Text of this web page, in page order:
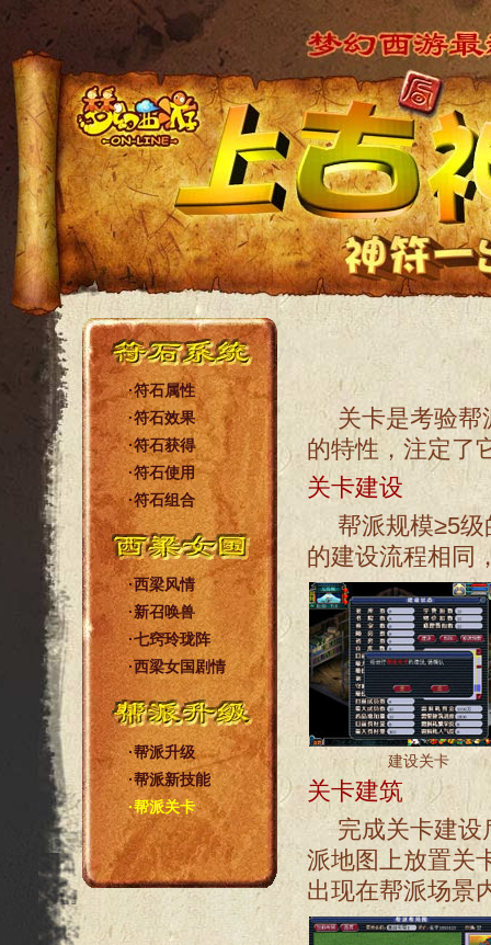
关卡是考验
的特性，注定了
关卡建设
帮派规模≥5级
的建设流程相同
建设关卡
关卡建筑
完成关卡建设
派地图上放置关
出现在帮派场景
·符石属性
·符石效果
·符石获得
·符石使用
·符石组合
·西梁风情
·新召唤兽
·七窍玲珑阵
·西梁女国剧情
·帮派升级
·帮派新技能
·帮派关卡